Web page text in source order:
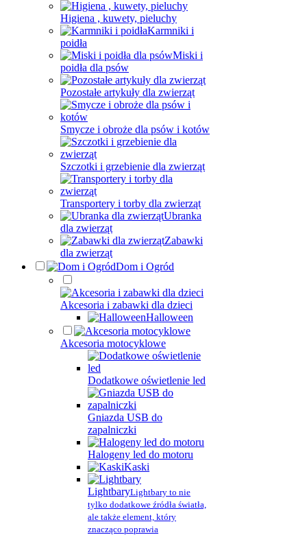
Higiena , kuwety, pieluchy
Karmniki i
poidła
Miski i
poidła dla psów
Pozostałe artykuły dla zwierząt
Smycze i obroże dla psów i kotów
Szczotki i grzebienie dla zwierząt
Transportery i torby dla zwierząt
Ubranka
dla zwierząt
Zabawki
dla zwierząt
Dom i Ogród
Akcesoria i zabawki dla dzieci
Halloween
Akcesoria motocyklowe
Dodatkowe oświetlenie led
Gniazda USB do
zapalniczki
Halogeny led do motoru
Kaski
LightbaryLightbary to nie
tylko dodatkowe źródła światła,
ale także element, który
znacząco poprawia